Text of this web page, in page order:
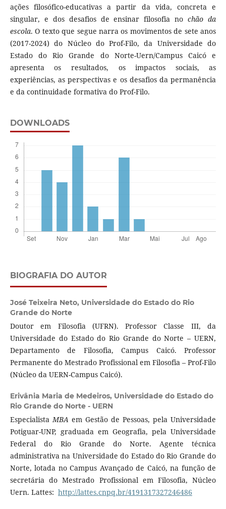
ações filosófico-educativas a partir da vida, concreta e
singular, e dos desafios de ensinar filosofia nochão da
escola. O texto que segue narra os movimentos de sete anos
(2017-2024) do Núcleo do Prof-Filo, da Universidade do
Estado do Rio Grande do Norte-Uern/Campus Caicó e
apresenta os resultados, os impactos sociais, as
experiências, as perspectivas e os desafios da permanência
e da continuidade formativa do Prof-Filo.
DOWNLOADS
BIOGRAFIA DO AUTOR
José Teixeira Neto, Universidade do Estado do Rio
Grande do Norte
Doutor em Filosofia (UFRN). Professor Classe III, da
Universidade do Estado do Rio Grande do Norte – UERN,
Departamento de Filosofia, Campus Caicó. Professor
Permanente do Mestrado Profissional em Filosofia – Prof-Filo
(Núcleo da UERN-Campus Caicó).
Erivânia Maria de Medeiros, Universidade do Estado do
Rio Grande do Norte - UERN
Especialista MBA em Gestão de Pessoas, pela Universidade
Potiguar-UNP, graduada em Geografia, pela Universidade
Federal do Rio Grande do Norte. Agente técnica
administrativa na Universidade do Estado do Rio Grande do
Norte, lotada no Campus Avançado de Caicó, na função de
secretária do Mestrado Profissional em Filosofia, Núcleo
Uern. Lattes: http://lattes.cnpq.br/4191317327246486